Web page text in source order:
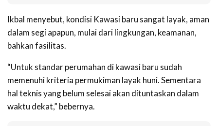
Ikbal menyebut, kondisi Kawasi baru sangat layak, aman
dalam segi apapun, mulai dari lingkungan, keamanan,
bahkan fasilitas.
“Untuk standar perumahan di kawasi baru sudah
memenuhi kriteria permukiman layak huni. Sementara
hal teknis yang belum selesai akan dituntaskan dalam
waktu dekat,” bebernya.